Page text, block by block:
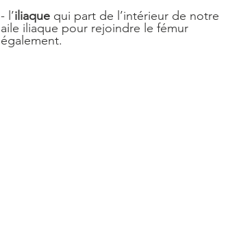
- l’iliaque qui part de l’intérieur de notre
aile iliaque pour rejoindre le fémur
également.